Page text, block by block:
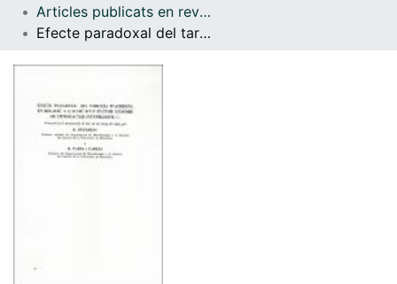
Articles publicats en revistes (Genètica, Microbiologia i Estadística)
Efecte paradoxal del taronja d'acridina envers l'acció d'un factor episòmic de 'Citrobacter intermedium' C3